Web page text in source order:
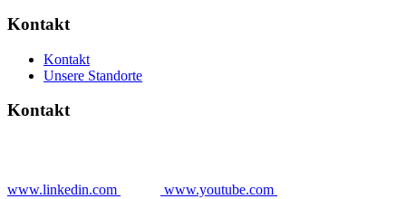
Kontakt
Kontakt
Unsere Standorte
Kontakt
www.linkedin.com www.youtube.com